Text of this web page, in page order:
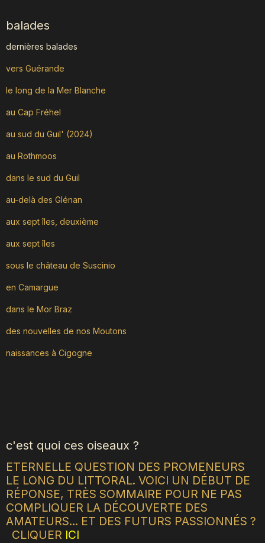
balades
dernières balades
vers Guérande
le long de la Mer Blanche
au Cap Fréhel
au sud du Guil' (2024)
au Rothmoos
dans le sud du Guil
au-delà des Glénan
aux sept îles, deuxième
aux sept îles
sous le château de Suscinio
en Camargue
dans le Mor Braz
des nouvelles de nos Moutons
naissances à Cigogne
c'est quoi ces oiseaux ?
ETERNELLE QUESTION DES PROMENEURS
LE LONG DU LITTORAL. VOICI UN DÉBUT DE
RÉPONSE, TRÈS SOMMAIRE POUR NE PAS
COMPLIQUER LA DÉCOUVERTE DES
AMATEURS... ET DES FUTURS PASSIONNÉS ?
CLIQUER ICI